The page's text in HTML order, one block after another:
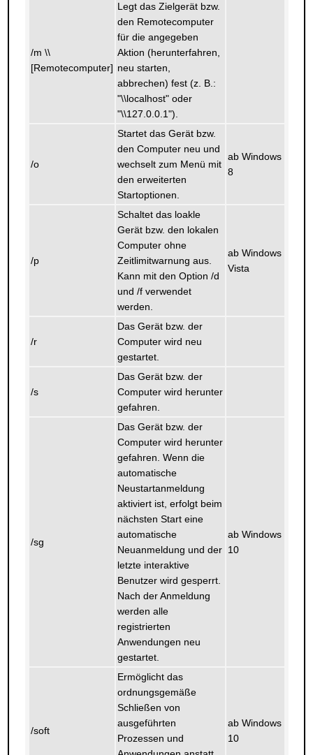
/m \\
[Remotecomputer]
Legt das Zielgerät bzw.
den Remotecomputer
für die angegeben
Aktion (herunterfahren,
neu starten,
abbrechen) fest (z. B.:
"\\localhost" oder
"\\127.0.0.1").
/o
Startet das Gerät bzw.
den Computer neu und
wechselt zum Menü mit
den erweiterten
Startoptionen.
ab Windows
8
/p
Schaltet das loakle
Gerät bzw. den lokalen
Computer ohne
Zeitlimitwarnung aus.
Kann mit den Option /d
und /f verwendet
werden.
ab Windows
Vista
/r
Das Gerät bzw. der
Computer wird neu
gestartet.
/s
Das Gerät bzw. der
Computer wird herunter
gefahren.
/sg
Das Gerät bzw. der
Computer wird herunter
gefahren. Wenn die
automatische
Neustartanmeldung
aktiviert ist, erfolgt beim
nächsten Start eine
automatische
Neuanmeldung und der
letzte interaktive
Benutzer wird gesperrt.
Nach der Anmeldung
werden alle
registrierten
Anwendungen neu
gestartet.
ab Windows
10
/soft
Ermöglicht das
ordnungsgemäße
Schließen von
ausgeführten
Prozessen und
ab Windows
10